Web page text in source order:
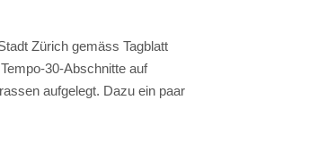
Zürich gemäss Tagblatt
30-Abschnitte auf
aufgelegt. Dazu ein paar